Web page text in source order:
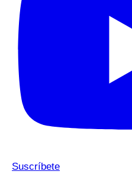
Suscríbete